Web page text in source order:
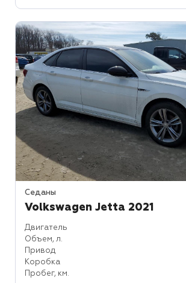
Седаны
Volkswagen Jetta 2021
Двигатель
Объем, л.
Привод
Коробка
Пробег, км.